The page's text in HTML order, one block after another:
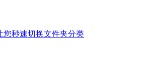
您秒速切换文件夹分类